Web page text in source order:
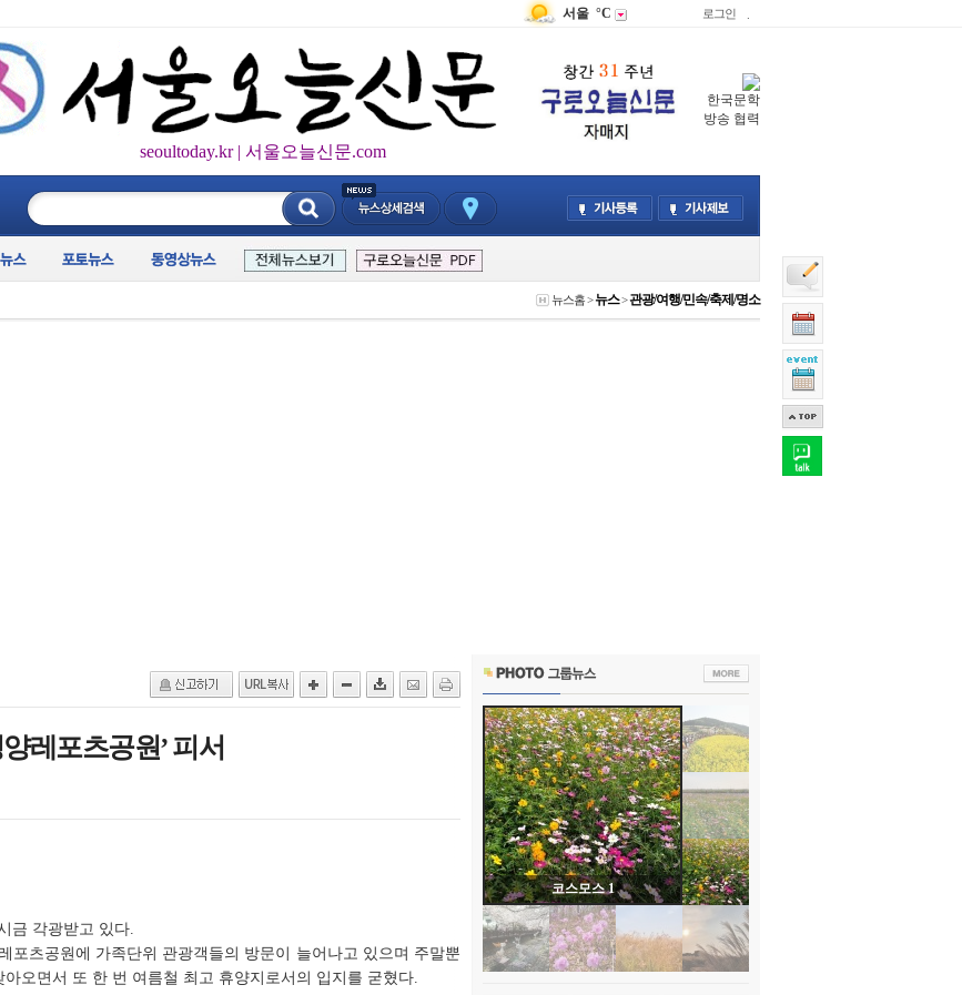
서울 °C 로그인
seoultoday.kr | 서울오늘신문.com
한국문학
방송 협력
뉴스홈>뉴스>관광/여행/민속/축제/명소
레포츠공원’ 피서
금 각광받고 있다.
포츠공원에 가족단위 관광객들의 방문이 늘어나고 있으며 주말뿐
오면서 또 한 번 여름철 최고 휴양지로서의 입지를 굳혔다.
코스모스 1